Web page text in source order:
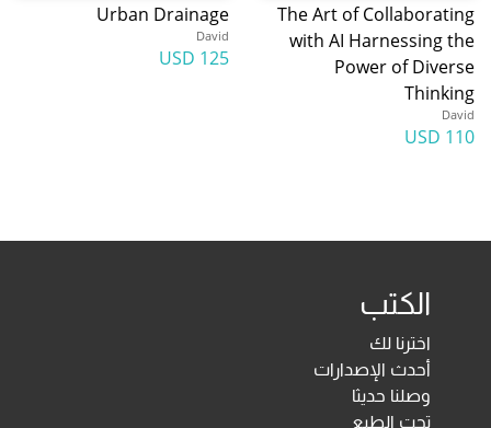
The Art of Collaborating
with AI Harnessing the
Power of Diverse
Thinking
David
110 USD
Urban Drainage
David
125 USD
الكتب
اخترنا لك
أحدث الإصدارات
وصلنا حديثا
تحت الطبع